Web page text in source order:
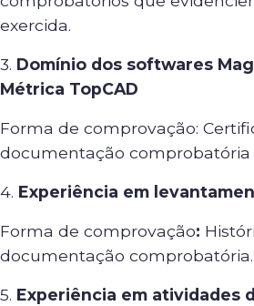
exercida.
3. Domínio dos softwares
Métrica TopCAD
Forma de comprovação:
documentação comprobatória
4. Experiência em
Forma de comprovação:
documentação comprobatória.
5. Experiência em atividades